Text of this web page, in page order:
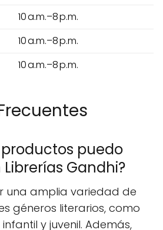
10 a.m.–8 p.m.
10 a.m.–8 p.m.
10 a.m.–8 p.m.
puedo
Gandhi?
una amplia variedad de
géneros literarios, como
y juvenil. Además,